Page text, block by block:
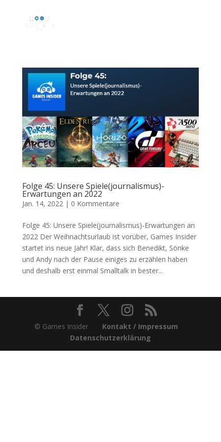
Folge 45: Unsere Spiele(journalismus)-
Erwartungen an 2022
Jan. 14, 2022 | 0 Kommentare
Folge 45: Unsere Spiele(journalismus)-Erwartungen an
2022 Der Weihnachtsurlaub ist vorüber, Games Insider
startet ins neue Jahr! Klar, dass sich Benedikt, Sönke
und Andy nach der Pause einiges zu erzählen haben
und deshalb erst einmal Smalltalk in bester...
© Games Insider Kontakt / Impressum
Datenschutzerklärung